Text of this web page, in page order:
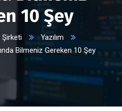
10 Şey
Şirketi
Yazılım
Bilmeniz Gereken 10 Şey